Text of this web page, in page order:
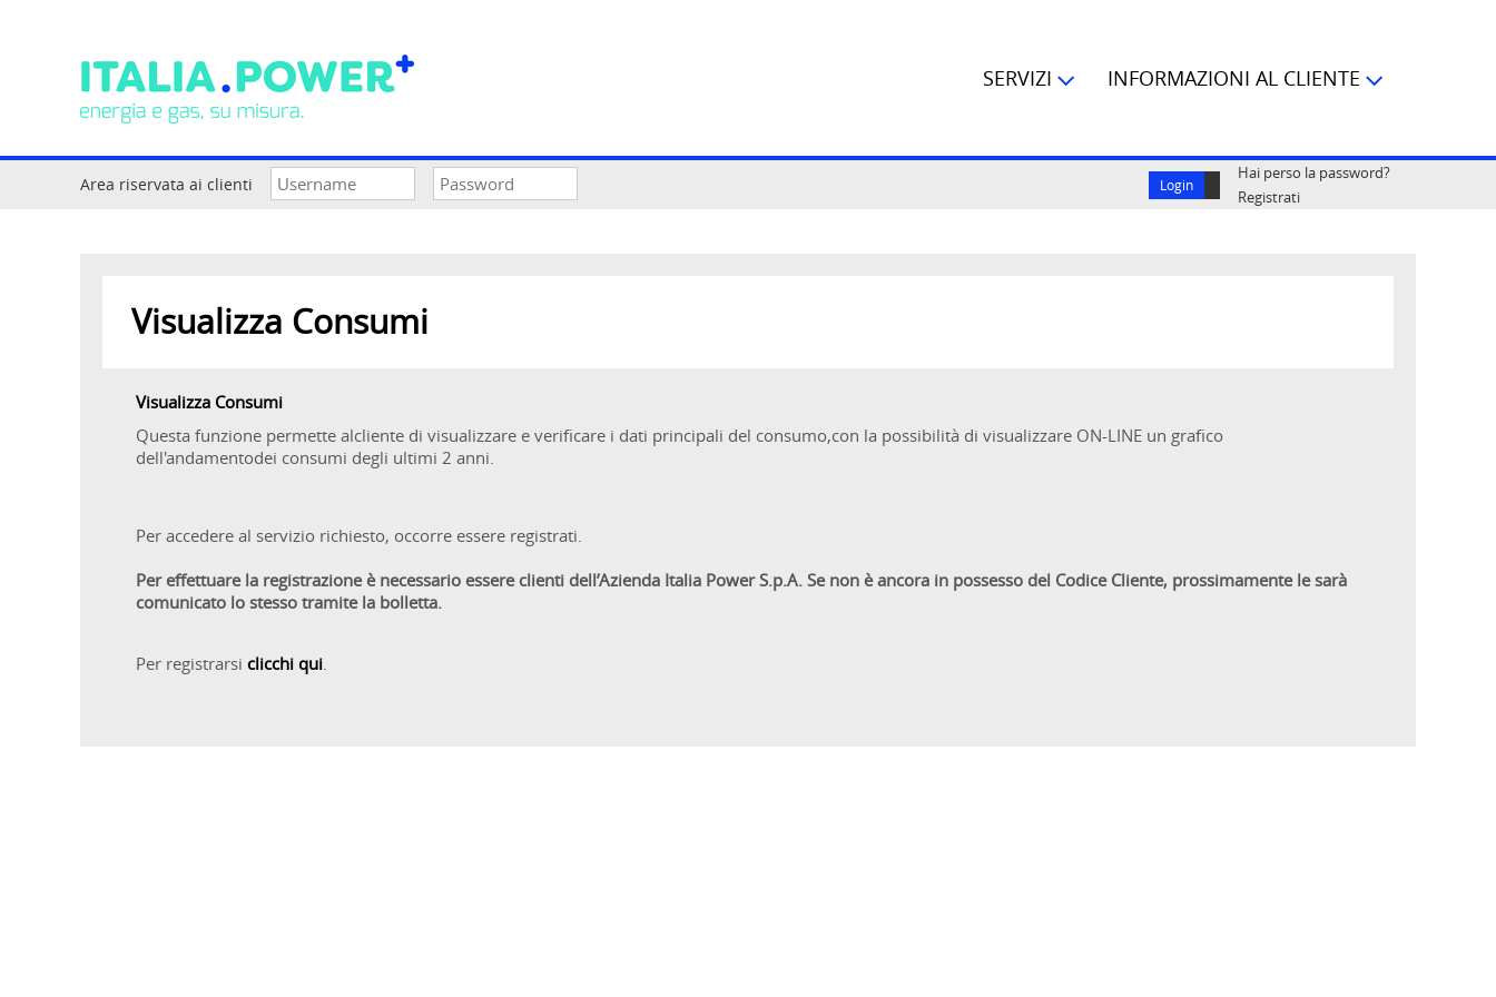
SERVIZI INFORMAZIONI AL CLIENTE
Area riservata ai clienti
Hai perso la password?
Registrati
Visualizza Consumi
Visualizza Consumi
Questa funzione permette alcliente di visualizzare e verificare i dati principali del consumo,con la possibilità di visualizzare ON-LINE un grafico
dell'andamentodei consumi degli ultimi 2 anni.
Per accedere al servizio richiesto, occorre essere registrati.
Per effettuare la registrazione è necessario essere clienti dell’Azienda Italia PowerS.p.A. Se non è ancora in possesso del Codice Cliente, prossimamente le sarà
comunicato lo stesso tramite la bolletta.
Per registrarsi clicchi qui.